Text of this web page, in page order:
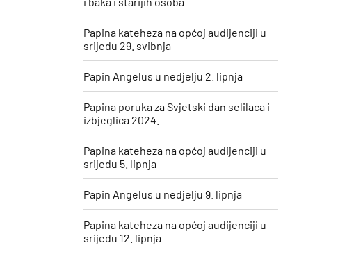
Papina kateheza na općoj audijenciji u
srijedu 29. svibnja
Papin Angelus u nedjelju 2. lipnja
Papina poruka za Svjetski dan selilaca i
izbjeglica 2024.
Papina kateheza na općoj audijenciji u
srijedu 5. lipnja
Papin Angelus u nedjelju 9. lipnja
Papina kateheza na općoj audijenciji u
srijedu 12. lipnja